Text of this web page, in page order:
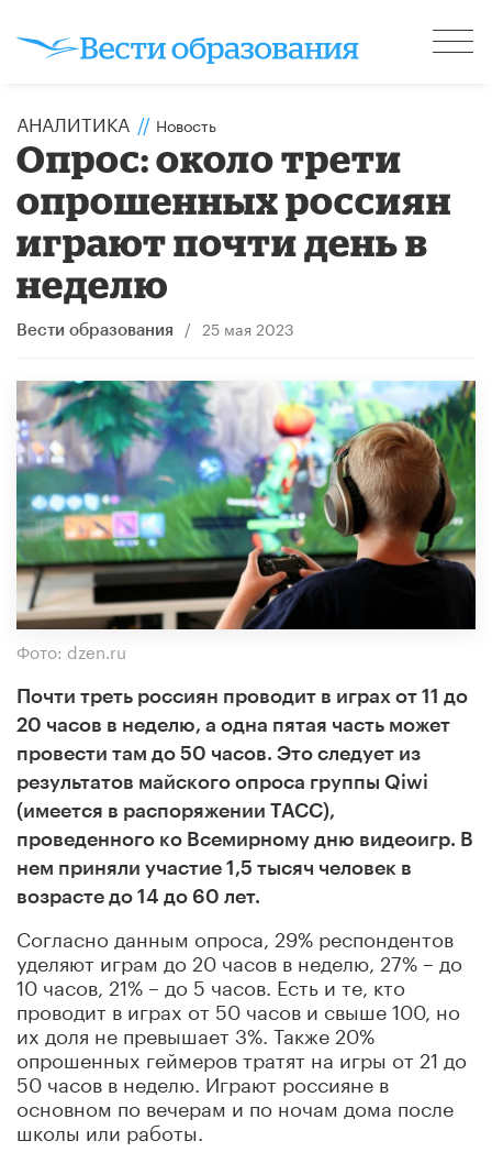
АНАЛИТИКА // Новость
Опрос: около трети
опрошенных россиян
играют почти день в
неделю
Вести образования / 25 мая 2023
Фото: dzen.ru
Почти треть россиян проводит в играх от 11 до
20 часов в неделю, а одна пятая часть может
провести там до 50 часов. Это следует из
результатов майского опроса группы Qiwi
(имеется в распоряжении ТАСС),
проведенного ко Всемирному дню видеоигр. В
нем приняли участие 1,5 тысяч человек в
возрасте до 14 до 60 лет.
Согласно данным опроса, 29% респондентов
уделяют играм до 20 часов в неделю, 27% – до
10 часов, 21% – до 5 часов. Есть и те, кто
проводит в играх от 50 часов и свыше 100, но
их доля не превышает 3%. Также 20%
опрошенных геймеров тратят на игры от 21 до
50 часов в неделю. Играют россияне в
основном по вечерам и по ночам дома после
школы или работы.